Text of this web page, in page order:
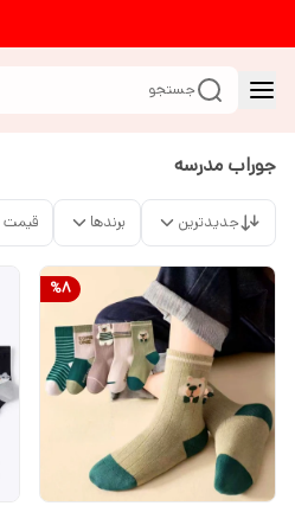
جستجو
جوراب مدرسه
جدیدترین برندها قیمت
%8